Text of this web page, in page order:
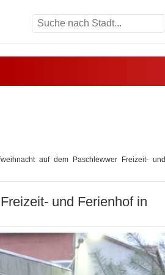
auf dem Paschlewwer Freizeit- und
und Ferienhof in